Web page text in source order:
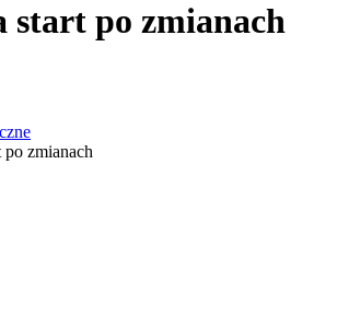
start po zmianach
zmianach